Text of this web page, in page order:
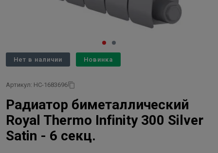
Нет в наличии Новинка
Артикул: НС-1683696
Радиатор биметаллический
Royal Thermo Infinity 300 Silver
Satin - 6 секц.